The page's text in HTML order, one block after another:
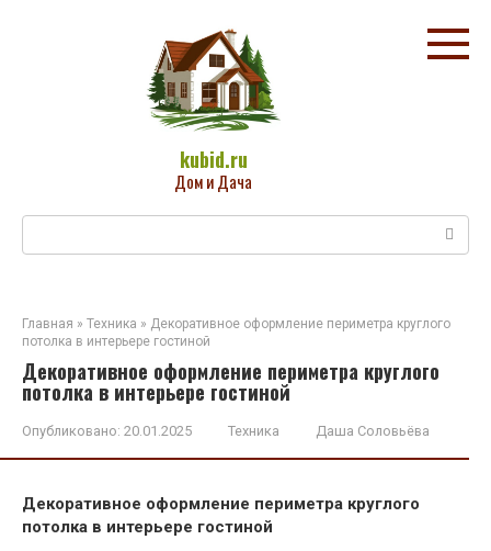
kubid.ru
Дом и Дача
Главная » Техника » Декоративное оформление периметра круглого
потолка в интерьере гостиной
Декоративное оформление периметра круглого
потолка в интерьере гостиной
Опубликовано: 20.01.2025 Техника Даша Соловьёва
Декоративное оформление периметра круглого
потолка в интерьере гостиной